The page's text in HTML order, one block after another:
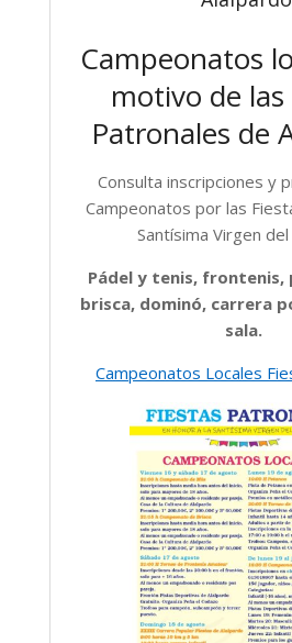
Campeonatos
motivo de las
Patronales de
Consulta inscripciones y
Campeonatos por las
Santísima Virgen
Pádel y tenis, frontenis,
brisca, dominó, carrera
sala.
Campeonatos Locales